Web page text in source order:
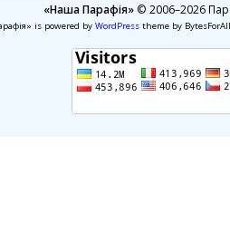
«Наша Парафія»© 2006–2026
is powered by WordPresstheme by